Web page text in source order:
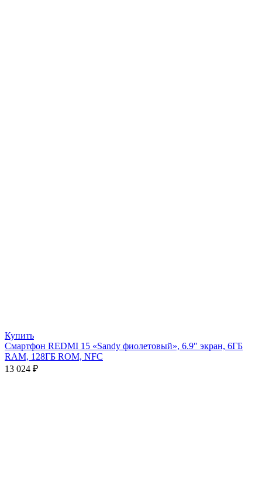
Купить
Смартфон REDMI 15 «Sandy фиолетовый», 6.9″ экран, 6ГБ
RAM, 128ГБ ROM, NFC
13 024 ₽